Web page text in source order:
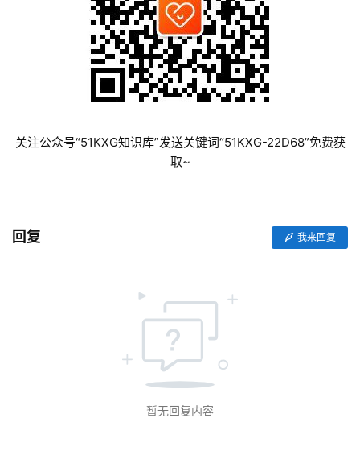
注册
关注公众号“51KXG知识库”发送关键词“51KXG-22D68”免费获
取~
回复 我来回复
暂无回复内容